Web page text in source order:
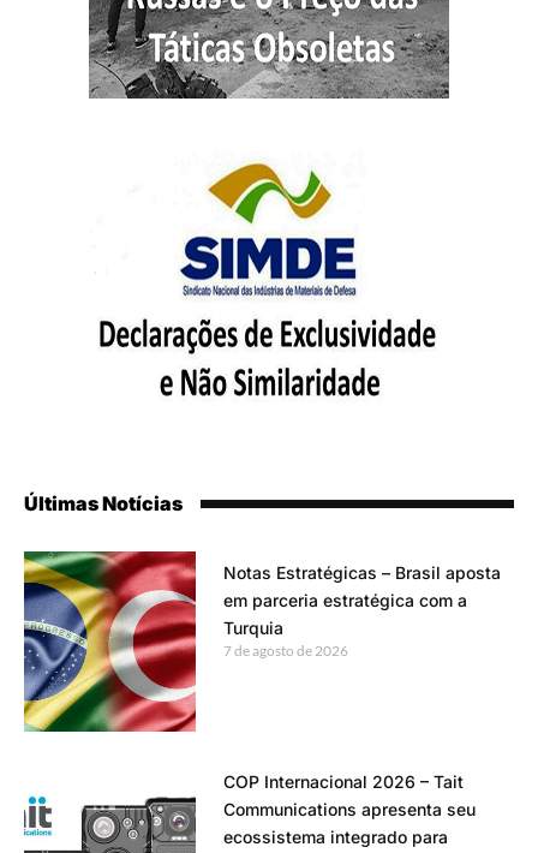
Últimas Notícias
Notas Estratégicas – Brasil aposta
em parceria estratégica com a
Turquia
7 de agosto de 2026
COP Internacional 2026 – Tait
Communications apresenta seu
ecossistema integrado para